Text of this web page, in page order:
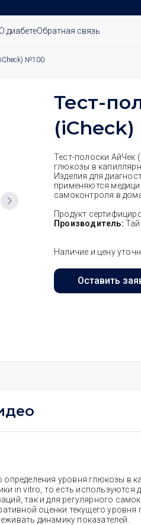
диабетеОбратная связь
№100
Тест-
Тест-полоски АйЧек
глюкозы в
Изделия для
применяются
самоконтроля в
Продукт
Производитель:
Наличие и цену
Оставить
определения уровня глюкозы
in vitro, то есть
так и для регулярного
оценки текущего
динамику показателей.